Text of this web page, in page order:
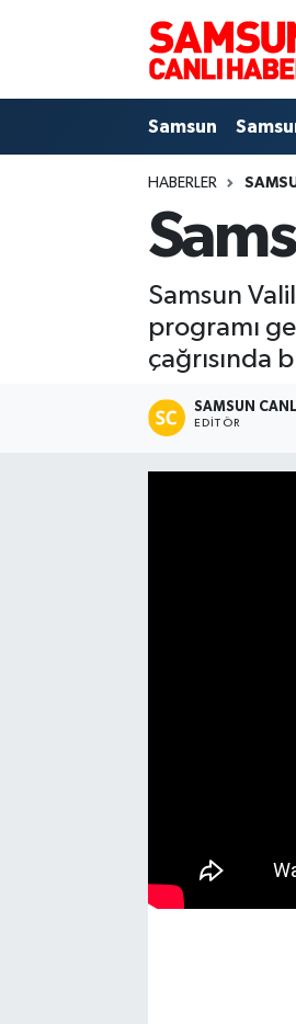
Samsun
HABERLER
Samsun
programı
çağrısında
SAMSUN
EDITÖR
Samsunspor
Samsun Nöbetçi Eczaneler
Samsun Hava Durumu
Samsun Trafik Yoğunluk
Süper Lig Puan Durumu ve
Tüm Manşetler
Son Dakika Haberleri
Haber Arşivi